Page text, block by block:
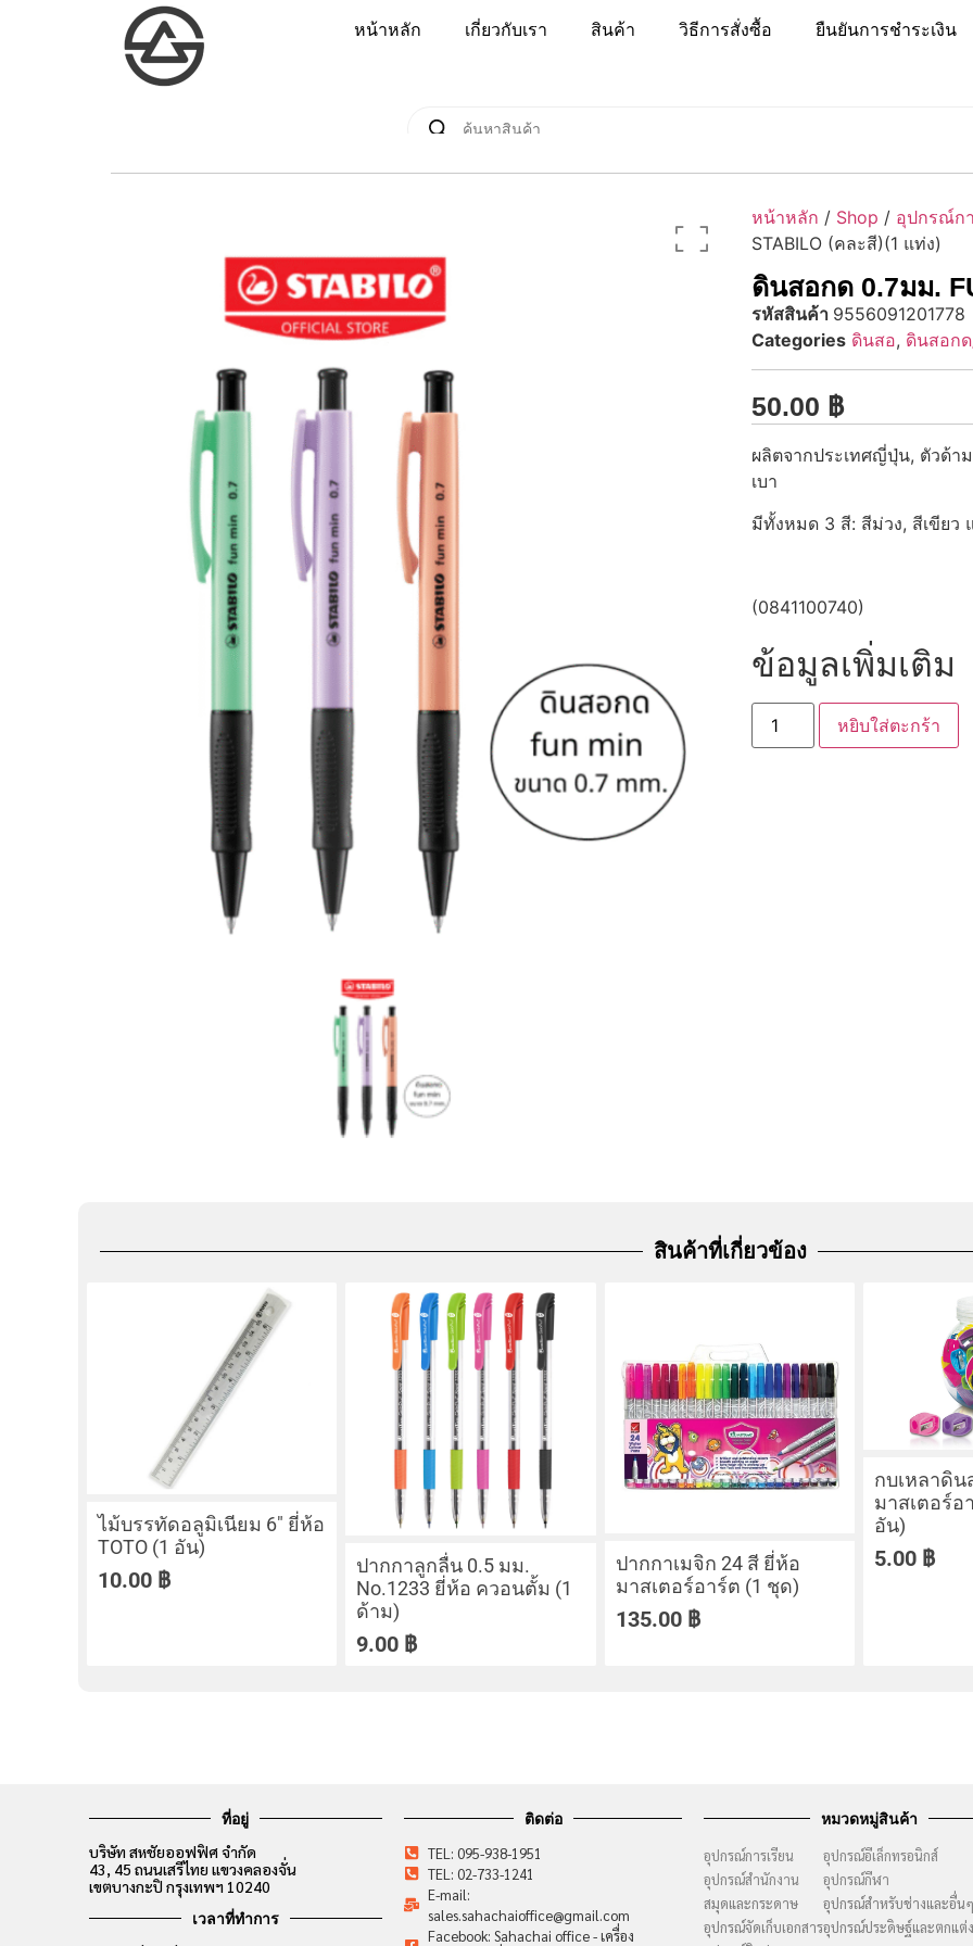
หน้าหลัก เกี่ยวกับเรา สินค้า วิธีการสั่งซื้อ ยืนยันการชำระเงิน
หน้าหลัก / Shop / อุปกรณ์ก
STABILO (คละสี)(1 แท่ง)
ดินสอกด 0.7มม.
รหัสสินค้า 9556091201778
Categories ดินสอ, ดินสอก
50.00 ฿
ผลิตจากประเทศญี่ปุ่น, ตัวด้
เบา
มีทั้งหมด 3 สี: สีม่วง, สีเขียว
(0841100740)
ข้อมูลเพิ่มเติม
หยิบใส่ตะกร้า
สินค้าที่เกี่ยวข้อง
ไม้บรรทัดอลูมิเนียม 6″ ยี่ห้อ
TOTO (1 อัน)
10.00 ฿
ปากกาลูกลื่น 0.5 มม.
No.1233 ยี่ห้อ ควอนตั้ม (1
ด้าม)
9.00 ฿
ปากกาเมจิก 24 สี ยี่ห้อ
มาสเตอร์อาร์ต (1 ชุด)
135.00 ฿
กบเหลาดิน
มาสเตอร์อ
อัน)
5.00 ฿
ที่อยู่
บริษัท สหชัยออฟฟิศ จำกัด
43, 45 ถนนเสรีไทย แขวงคลองจั่น
เขตบางกะปิ กรุงเทพฯ 10240
เวลาที่ทำการ
ติดต่อ
TEL: 095-938-1951
TEL: 02-733-1241
E-mail:
sales.sahachaioffice@gmail.com
Facebook: Sahachai office - เครื่อง
หมวดหมู่สินค้า
อุปกรณ์การเรียน
อุปกรณ์สำนักงาน
สมุดและกระดาษ
อุปกรณ์จัดเก็บเอกสาร
อุปกรณ์อีเล็กทรอนิกส์
อุปกรณ์กีฬา
อุปกรณ์สำหรับช่างและอื่นๆ
อุปกรณ์ประดิษฐ์และตกแต่ง